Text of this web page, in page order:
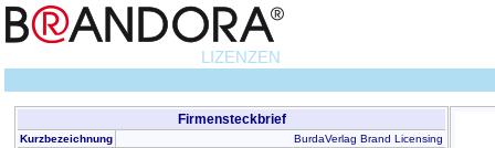
LIZENZEN
Firmensteckbrief
Kurzbezeichnung
BurdaVerlag Brand Licensing